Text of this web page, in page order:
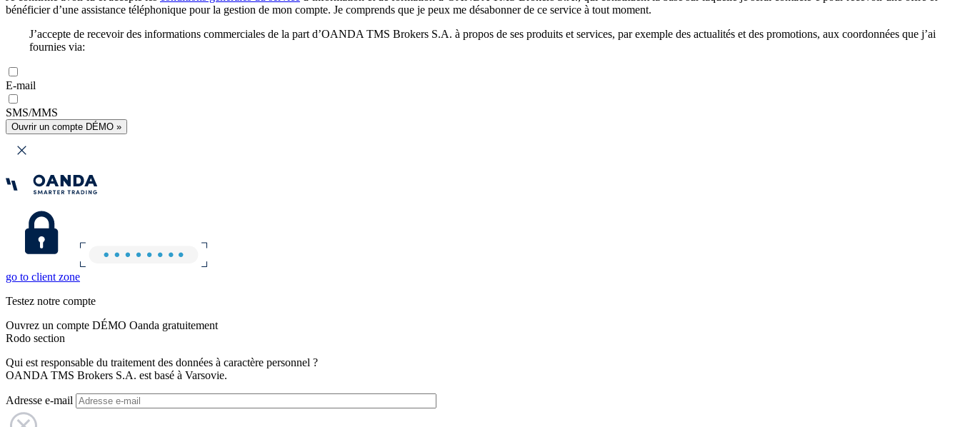
bénéficier d’une assistance téléphonique pour la gestion de mon compte. Je comprends que je peux me désabonner de ce service à tout moment.
J’accepte de recevoir des informations commerciales de la part d’OANDA TMS Brokers S.A. à propos de ses produits et services, par exemple des actualités et des promotions, aux coordonnées que j’ai
fournies via:
E-mail
SMS/MMS
Ouvrir un compte DÉMO »
go to client zone
Testez notre compte
Ouvrez un compte DÉMO Oanda gratuitement
Rodo section
Qui est responsable du traitement des données à caractère personnel ?
OANDA TMS Brokers S.A. est basé à Varsovie.
Adresse e-mail